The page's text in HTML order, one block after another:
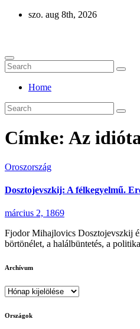
Skip
szo. aug 8th, 2026
Home
Címke: Az
Oroszország
Dosztojevszkij: A félkegyelmű.
március 2, 1869
Fjodor Mihajlovics Dosztojevszkij
börtönélet, a halálbüntetés, a
Archívum
Archívum
Országok